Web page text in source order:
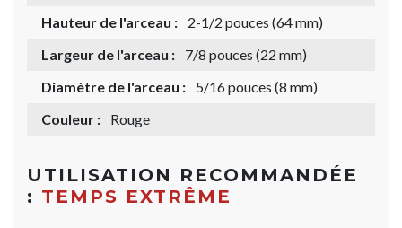
Hauteur de l'arceau :
2-1/2 pouces (64 mm)
Largeur de l'arceau :
7/8 pouces (22 mm)
Diamètre de l'arceau :
5/16 pouces (8 mm)
Couleur :
Rouge
UTILISATION RECOMMANDÉE
: TEMPS EXTRÊME